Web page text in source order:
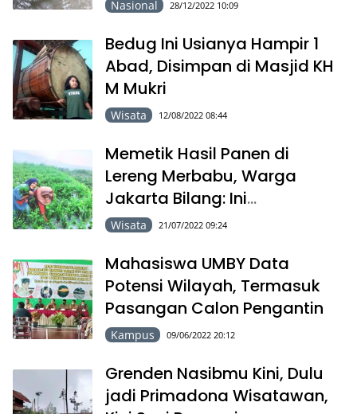
Nasional 28/12/2022 10:09
Bedug Ini Usianya Hampir 1
Abad, Disimpan di Masjid KH
M Mukri
Wisata 12/08/2022 08:44
Memetik Hasil Panen di
Lereng Merbabu, Warga
Jakarta Bilang: Ini
Mengasyikkan
Wisata 21/07/2022 09:24
Mahasiswa UMBY Data
Potensi Wilayah, Termasuk
Pasangan Calon Pengantin
Kampus 09/06/2022 20:12
Grenden Nasibmu Kini, Dulu
jadi Primadona Wisatawan,